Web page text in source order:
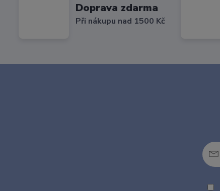
Doprava zdarma
Při nákupu nad 1500 Kč